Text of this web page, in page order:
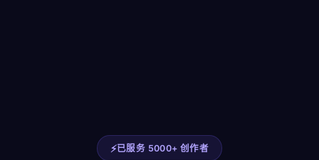
已服务 5000+ 创作者